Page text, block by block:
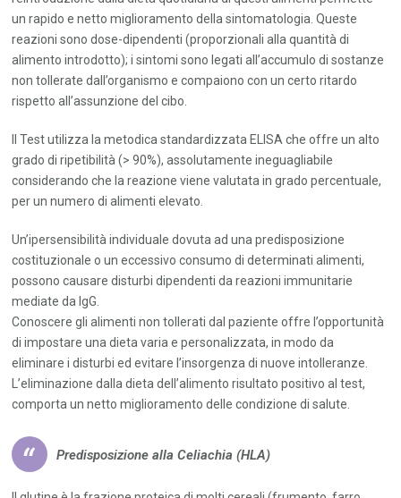
un rapido e netto miglioramento della sintomatologia. Queste
reazioni sono dose-dipendenti (proporzionali alla quantità di
alimento introdotto); i sintomi sono legati all’accumulo di sostanze
non tollerate dall’organismo e compaiono con un certo ritardo
rispetto all’assunzione del cibo.
Il Test utilizza la metodica standardizzata ELISA che offre un alto
grado di ripetibilità (> 90%), assolutamente ineguagliabile
considerando che la reazione viene valutata in grado percentuale,
per un numero di alimenti elevato.
Un’ipersensibilità individuale dovuta ad una predisposizione
costituzionale o un eccessivo consumo di determinati alimenti,
possono causare disturbi dipendenti da reazioni immunitarie
mediate da IgG.
Conoscere gli alimenti non tollerati dal paziente offre l’opportunità
di impostare una dieta varia e personalizzata, in modo da
eliminare i disturbi ed evitare l’insorgenza di nuove intolleranze.
L’eliminazione dalla dieta dell’alimento risultato positivo al test,
comporta un netto miglioramento delle condizione di salute.
Predisposizione alla Celiachia (HLA)